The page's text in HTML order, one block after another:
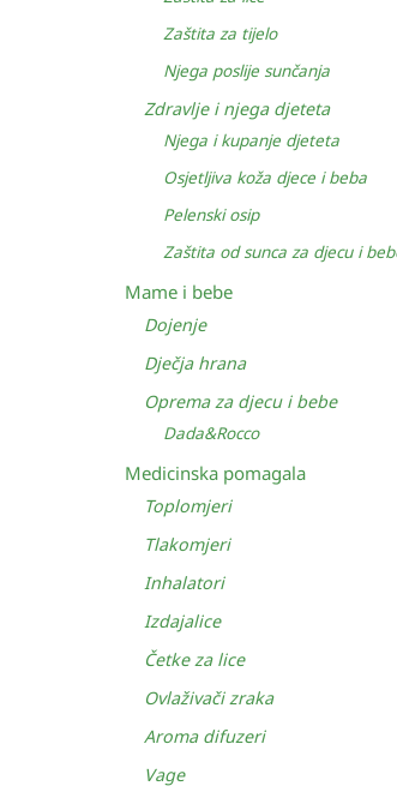
Zaštita za tijelo
Njega poslije sunčanja
Zdravlje i njega djeteta
Njega i kupanje djeteta
Osjetljiva koža djece i beba
Pelenski osip
Zaštita od sunca za djecu i
Mame i bebe
Dojenje
Dječja hrana
Oprema za djecu i bebe
Dada&Rocco
Medicinska pomagala
Toplomjeri
Tlakomjeri
Inhalatori
Izdajalice
Četke za lice
Ovlaživači zraka
Aroma difuzeri
Vage